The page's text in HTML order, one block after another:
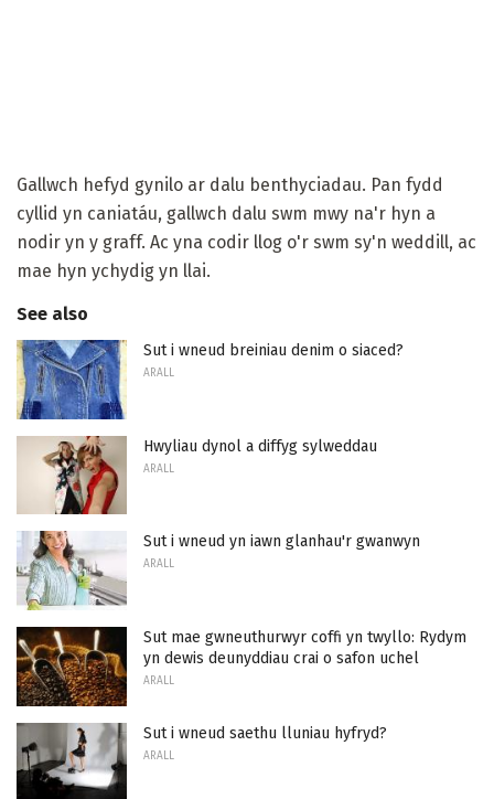
Gallwch hefyd gynilo ar dalu benthyciadau. Pan fydd
cyllid yn caniatáu, gallwch dalu swm mwy na'r hyn a
nodir yn y graff. Ac yna codir llog o'r swm sy'n weddill, ac
mae hyn ychydig yn llai.
See also
Sut i wneud breiniau denim o siaced?
ARALL
Hwyliau dynol a diffyg sylweddau
ARALL
Sut i wneud yn iawn glanhau'r gwanwyn
ARALL
Sut mae gwneuthurwyr coffi yn twyllo: Rydym
yn dewis deunyddiau crai o safon uchel
ARALL
Sut i wneud saethu lluniau hyfryd?
ARALL